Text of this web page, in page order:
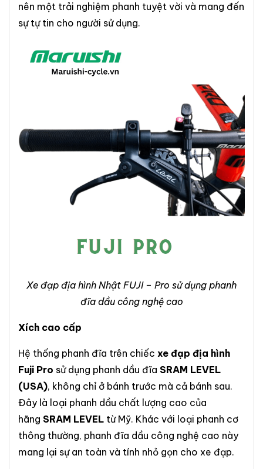
nên một trải nghiệm phanh tuyệt vời và mang đến
sự tự tin cho người sử dụng.
Xe đạp địa hình Nhật FUJI – Pro sử dụng phanh
đĩa dầu công nghệ cao
Xích cao cấp
Hệ thống phanh đĩa trên chiếc xe đạp địa hình
Fuji Pro sử dụng phanh dầu đĩa SRAM LEVEL
(USA), không chỉ ở bánh trước mà cả bánh sau.
Đây là loại phanh dầu chất lượng cao của
hãng SRAM LEVEL từ Mỹ. Khác với loại phanh cơ
thông thường, phanh đĩa dầu công nghệ cao này
mang lại sự an toàn và tính nhỏ gọn cho xe đạp.